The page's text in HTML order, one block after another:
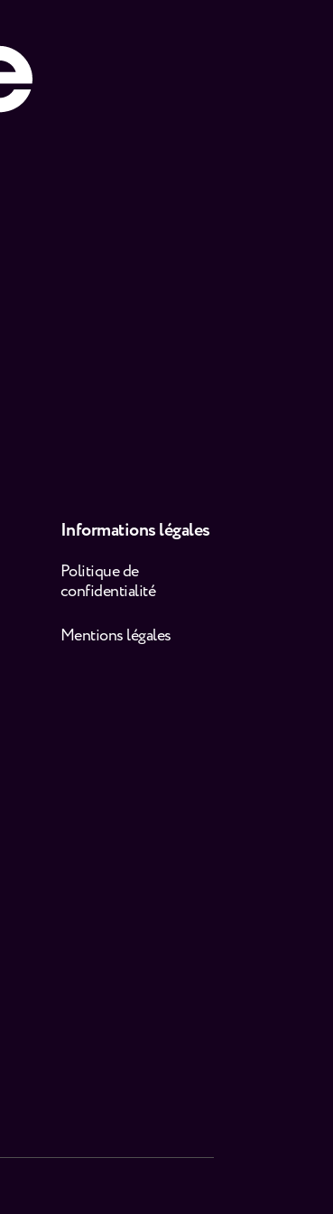
Informations légales
Politique de
confidentialité
Mentions légales